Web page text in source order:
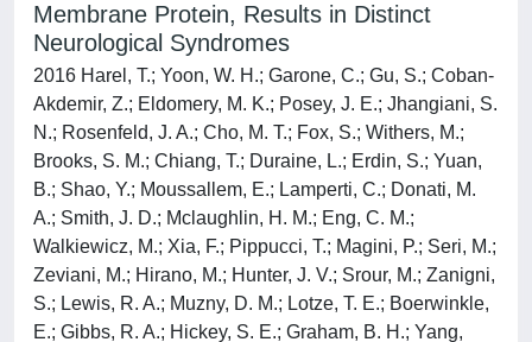
Membrane Protein, Results in Distinct
Neurological Syndromes
2016 Harel, T.; Yoon, W. H.; Garone, C.; Gu, S.; Coban-
Akdemir, Z.; Eldomery, M. K.; Posey, J. E.; Jhangiani, S.
N.; Rosenfeld, J. A.; Cho, M. T.; Fox, S.; Withers, M.;
Brooks, S. M.; Chiang, T.; Duraine, L.; Erdin, S.; Yuan,
B.; Shao, Y.; Moussallem, E.; Lamperti, C.; Donati, M.
A.; Smith, J. D.; Mclaughlin, H. M.; Eng, C. M.;
Walkiewicz, M.; Xia, F.; Pippucci, T.; Magini, P.; Seri, M.;
Zeviani, M.; Hirano, M.; Hunter, J. V.; Srour, M.; Zanigni,
S.; Lewis, R. A.; Muzny, D. M.; Lotze, T. E.; Boerwinkle,
E.; Gibbs, R. A.; Hickey, S. E.; Graham, B. H.; Yang,